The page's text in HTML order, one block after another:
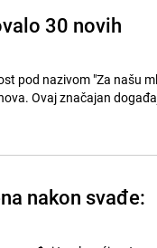
30 novih
pod nazivom "Za našu
Ovaj značajan
nakon svađe: